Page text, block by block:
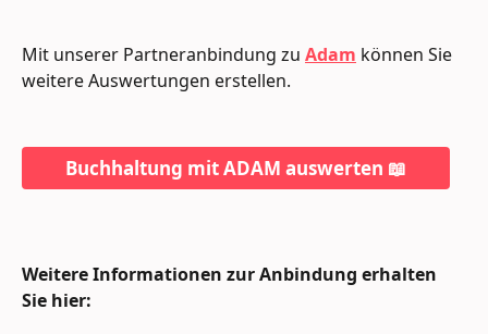
Mit unserer Partneranbindung zu Adam können Sie
weitere Auswertungen erstellen.
Buchhaltung mit ADAM auswerten 📖
Weitere Informationen zur Anbindung erhalten
Sie hier: